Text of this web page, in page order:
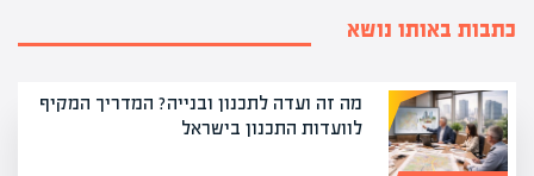
כתבות באותו נושא
מה זה ועדה לתכנון ובנייה? המדריך המקיף
לוועדות התכנון בישראל